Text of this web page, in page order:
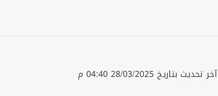
آخر تحديث بتاريخ28/03/2025 04:40 م